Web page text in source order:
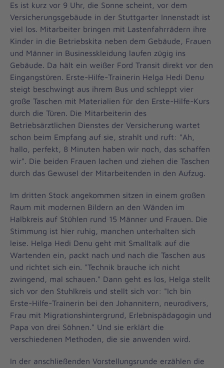
Es ist kurz vor 9 Uhr, die Sonne scheint, vor dem
Versicherungsgebäude in der Stuttgarter Innenstadt ist
viel los. Mitarbeiter bringen mit Lastenfahrrädern ihre
Kinder in die Betriebskita neben dem Gebäude, Frauen
und Männer in Businesskleidung laufen zügig ins
Gebäude. Da hält ein weißer Ford Transit direkt vor den
Eingangstüren. Erste-Hilfe-Trainerin Helga Hedi Denu
steigt beschwingt aus ihrem Bus und schleppt vier
große Taschen mit Materialien für den Erste-Hilfe-Kurs
durch die Türen. Die Mitarbeiterin des
Betriebsärztlichen Dienstes der Versicherung wartet
schon beim Empfang auf sie, strahlt und ruft: "Ah,
hallo, perfekt, 8 Minuten haben wir noch, das schaffen
wir". Die beiden Frauen lachen und ziehen die Taschen
durch das Gewusel der Mitarbeitenden in den Aufzug.
Im dritten Stock angekommen sitzen in einem großen
Raum mit modernen Bildern an den Wänden im
Halbkreis auf Stühlen rund 15 Männer und Frauen. Die
Stimmung ist hier ruhig, manchen unterhalten sich
leise. Helga Hedi Denu geht mit Smalltalk auf die
Wartenden ein, packt nach und nach die Taschen aus
und richtet sich ein. "Technik brauche ich nicht
zwingend, mal schauen." Dann geht es los, Helga stellt
sich vor den Stuhlkreis und stellt sich vor: "Ich bin
Erste-Hilfe-Trainerin bei den Johannitern, neurodivers,
Frau mit Migrationshintergrund, Erlebnispädagogin und
Papa von drei Söhnen." Und sie erklärt die
verschiedenen Methoden, die sie anwenden wird.
In der anschließenden Vorstellungsrunde erzählen die